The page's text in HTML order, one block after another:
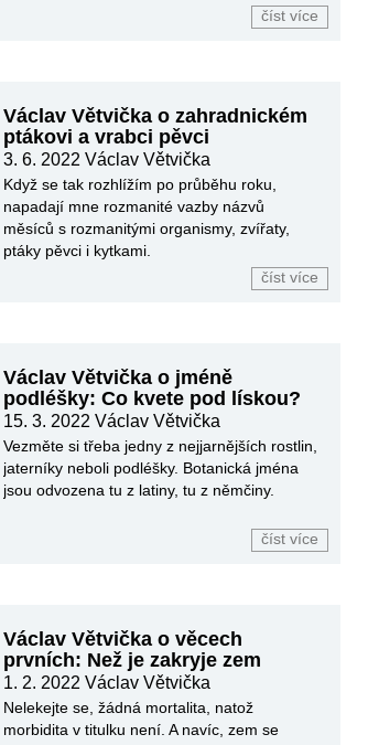
číst více
Václav Větvička o zahradnickém
ptákovi a vrabci pěvci
3. 6. 2022Václav Větvička
Když se tak rozhlížím po průběhu roku,
napadají mne rozmanité vazby názvů
měsíců s rozmanitými organismy, zvířaty,
ptáky pěvci i kytkami.
číst více
Václav Větvička o jméně
podléšky: Co kvete pod lískou?
15. 3. 2022Václav Větvička
Vezměte si třeba jedny z nejjarnějších rostlin,
jaterníky neboli podléšky. Botanická jména
jsou odvozena tu z latiny, tu z němčiny.
číst více
Václav Větvička o věcech
prvních: Než je zakryje zem
1. 2. 2022Václav Větvička
Nelekejte se, žádná mortalita, natož
morbidita v titulku není. A navíc, zem se